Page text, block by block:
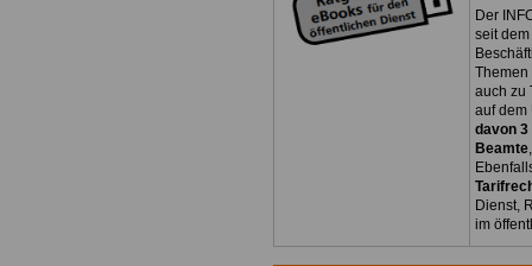
Der
seit
Themen
auch zu
auf dem
davon 3
Beamte
Dienst,
im